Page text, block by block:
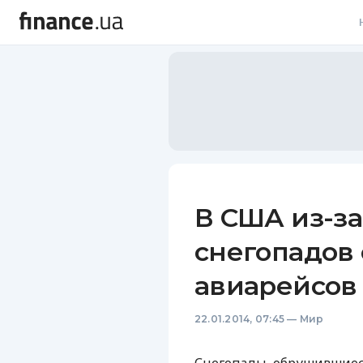
В США из-
авиарейсов
22.01.2014, 07:45 — Мир